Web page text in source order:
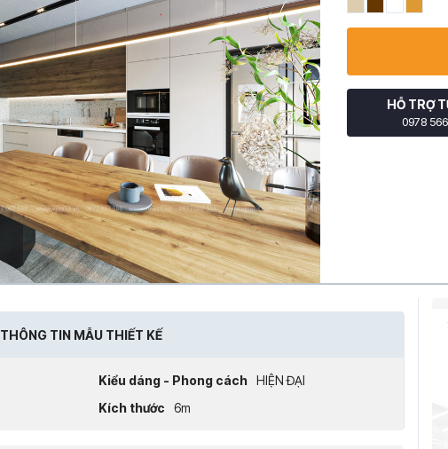
HỖ TRỢ
0978
THÔNG TIN MẪU THIẾT KẾ
Kiểu dáng - Phong cách HIỆN ĐẠI
Kích thước 6m